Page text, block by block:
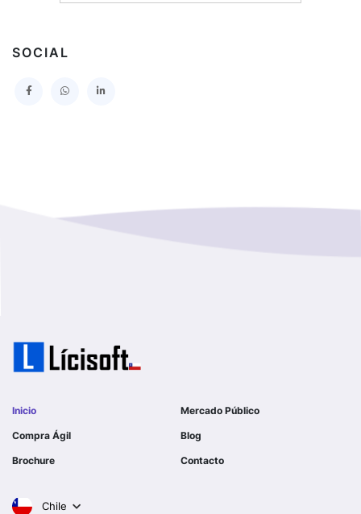
I MUNICIPALIDAD DE PROVIDENCIA
SERVICIO DE SALUD TALCAHUANO HOSPITAL DE
GOBERNACION PROVINCIAL DE TALCA
I MUNICIPALIDAD DE GORBEA
I MUNICIPALIDAD DE NINHUE
Region Del Biobio
Tarapaca
SOCIAL
Inicio Mercado Público
Compra Ágil Blog
Brochure Contacto
Chile